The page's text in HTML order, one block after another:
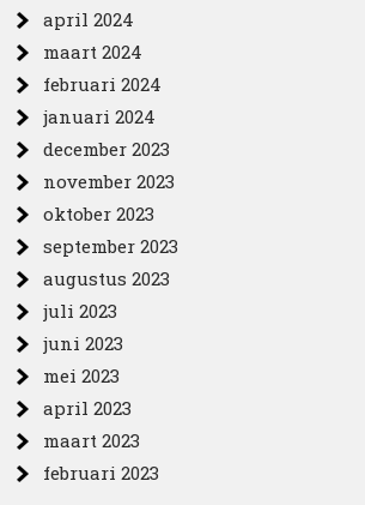
april 2024
maart 2024
februari 2024
januari 2024
december 2023
november 2023
oktober 2023
september 2023
augustus 2023
juli 2023
juni 2023
mei 2023
april 2023
maart 2023
februari 2023